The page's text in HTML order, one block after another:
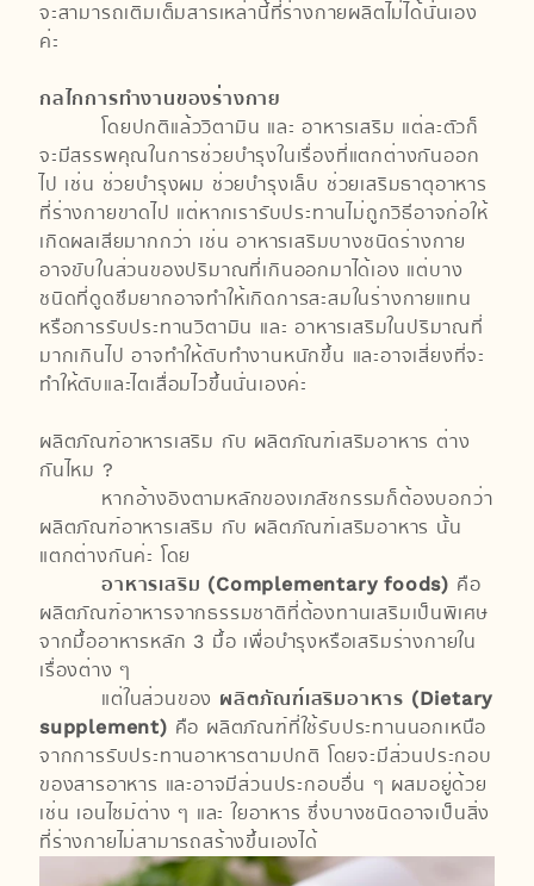
จะสามารถเติมเต็มสารเหล่านี้ที่ร่างกายผลิตไม่ได้นั่นเอง
ค่ะ
กลไกการทำงานของร่างกาย
โดยปกติแล้ววิตามิน และ อาหารเสริม แต่ละตัวก็
จะมีสรรพคุณในการช่วยบำรุงในเรื่องที่แตกต่างกันออก
ไป เช่น ช่วยบำรุงผม ช่วยบำรุงเล็บ ช่วยเสริมธาตุอาหาร
ที่ร่างกายขาดไป แต่หากเรารับประทานไม่ถูกวิธีอาจก่อให้
เกิดผลเสียมากกว่า เช่น อาหารเสริมบางชนิดร่างกาย
อาจขับในส่วนของปริมาณที่เกินออกมาได้เอง แต่บาง
ชนิดที่ดูดซึมยากอาจทำให้เกิดการสะสมในร่างกายแทน
หรือการรับประทานวิตามิน และ อาหารเสริมในปริมาณที่
มากเกินไป อาจทำให้ตับทำงานหนักขึ้น และอาจเสี่ยงที่จะ
ทำให้ตับและไตเสื่อมไวขึ้นนั่นเองค่ะ
ผลิตภัณฑ์อาหารเสริม กับ ผลิตภัณฑ์เสริมอาหาร ต่าง
กันไหม ?
หากอ้างอิงตามหลักของเภสัชกรรมก็ต้องบอกว่า
ผลิตภัณฑ์อาหารเสริม กับ ผลิตภัณฑ์เสริมอาหาร นั้น
แตกต่างกันค่ะ โดย
อาหารเสริม (Complementary foods) คือ
ผลิตภัณฑ์อาหารจากธรรมชาติที่ต้องทานเสริมเป็นพิเศษ
จากมื้ออาหารหลัก 3 มื้อ เพื่อบำรุงหรือเสริมร่างกายใน
เรื่องต่าง ๆ
แต่ในส่วนของ ผลิตภัณฑ์เสริมอาหาร (Dietary
supplement) คือ ผลิตภัณฑ์ที่ใช้รับประทานนอกเหนือ
จากการรับประทานอาหารตามปกติ โดยจะมีส่วนประกอบ
ของสารอาหาร และอาจมีส่วนประกอบอื่น ๆ ผสมอยู่ด้วย
เช่น เอนไซม์ต่าง ๆ และ ใยอาหาร ซึ่งบางชนิดอาจเป็นสิ่ง
ที่ร่างกายไม่สามารถสร้างขึ้นเองได้